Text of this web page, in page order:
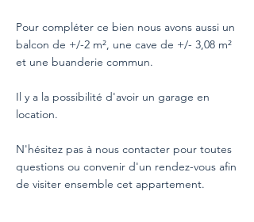
Pour compléter ce bien nous avons aussi un
balcon de +/-2 m², une cave de +/- 3,08 m²
et une buanderie commun.
Il y a la possibilité d'avoir un garage en
location.
N'hésitez pas à nous contacter pour toutes
questions ou convenir d'un rendez-vous afin
de visiter ensemble cet appartement.